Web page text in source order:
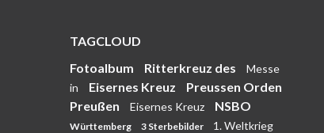
TAGCLOUD
Fotoalbum
Ritterkreuz des
Messe
in
Eisernes Kreuz
Preussen Orden
Preußen
Eisernes Kreuz NSBO
Württemberg 3 Sterbebilder 1. Weltkrieg